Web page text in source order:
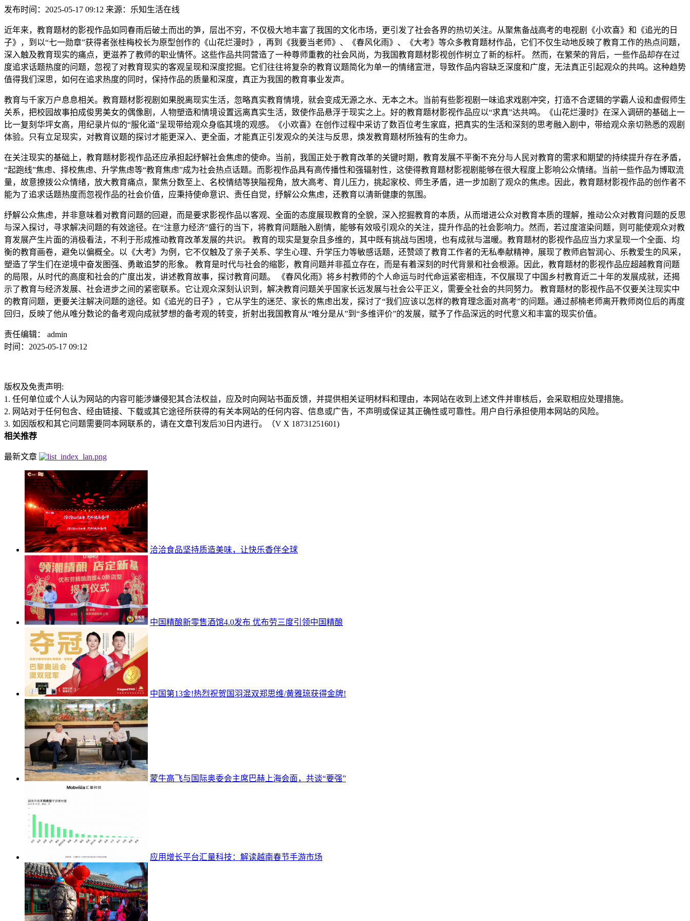
发布时间：2025-05-17 09:12 来源：乐知生活在线
近年来，教育题材的影视作品如同春雨后破土而出的笋，层出不穷，不仅极大地丰富了我国的文化市场，更引发了社会各界的热切关注。从聚焦备战高考的电视剧《小欢喜》和《追光的日
子》，到以“七一勋章”获得者张桂梅校长为原型创作的《山花烂漫时》，再到《我要当老师》、《春风化雨》、《大考》等众多教育题材作品，它们不仅生动地反映了教育工作的热点问题，
深入触及教育现实的痛点，更滋养了教师的职业情怀。这些作品共同营造了一种尊师重教的社会风尚，为我国教育题材影视创作树立了新的标杆。 然而，在繁荣的背后，一些作品却存在过
度追求话题热度的问题，忽视了对教育现实的客观呈现和深度挖掘。它们往往将复杂的教育议题简化为单一的情绪宣泄，导致作品内容缺乏深度和广度，无法真正引起观众的共鸣。这种趋势
值得我们深思，如何在追求热度的同时，保持作品的质量和深度，真正为我国的教育事业发声。
教育与千家万户息息相关。教育题材影视剧如果脱离现实生活，忽略真实教育情境，就会变成无源之水、无本之木。当前有些影视剧一味追求戏剧冲突，打造不合逻辑的学霸人设和虚假师生
关系，把校园故事拍成俊男美女的偶像剧，人物塑造和情境设置远离真实生活，致使作品悬浮于现实之上。好的教育题材影视作品应以“求真”达共鸣。《山花烂漫时》在深入调研的基础上一
比一复刻华坪女高，用纪录片似的“服化道”呈现带给观众身临其境的观感。《小欢喜》在创作过程中采访了数百位考生家庭，把真实的生活和深刻的思考融入剧中，带给观众亲切熟悉的观剧
体验。只有立足现实，对教育议题的探讨才能更深入、更全面，才能真正引发观众的关注与反思，焕发教育题材所独有的生命力。
在关注现实的基础上，教育题材影视作品还应承担起纾解社会焦虑的使命。当前，我国正处于教育改革的关键时期，教育发展不平衡不充分与人民对教育的需求和期望的持续提升存在矛盾，
“起跑线”焦虑、择校焦虑、升学焦虑等“教育焦虑”成为社会热点话题。而影视作品具有高传播性和强辐射性，这使得教育题材影视剧能够在很大程度上影响公众情绪。当前一些作品为博取流
量，故意撩拨公众情绪，放大教育痛点，聚焦分数至上、名校情结等狭隘视角，放大高考、育儿压力，挑起家校、师生矛盾，进一步加剧了观众的焦虑。因此，教育题材影视作品的创作者不
能为了追求话题热度而忽视作品的社会价值，应秉持使命意识、责任自觉，纾解公众焦虑，还教育以清新健康的氛围。
纾解公众焦虑，并非意味着对教育问题的回避，而是要求影视作品以客观、全面的态度展现教育的全貌，深入挖掘教育的本质，从而增进公众对教育本质的理解，推动公众对教育问题的反思
与深入探讨，寻求解决问题的有效途径。在“注意力经济”盛行的当下，将教育问题融入剧情，能够有效吸引观众的关注，提升作品的社会影响力。然而，若过度渲染问题，则可能使观众对教
育发展产生片面的消极看法，不利于形成推动教育改革发展的共识。 教育的现实是复杂且多维的，其中既有挑战与困境，也有成就与温暖。教育题材的影视作品应当力求呈现一个全面、均
衡的教育画卷，避免以偏概全。以《大考》为例，它不仅触及了亲子关系、学生心理、升学压力等敏感话题，还赞颂了教育工作者的无私奉献精神，展现了教师启智润心、乐教爱生的风采，
塑造了学生们在逆境中奋发图强、勇敢追梦的形象。 教育是时代与社会的缩影，教育问题并非孤立存在，而是有着深刻的时代背景和社会根源。因此，教育题材的影视作品应超越教育问题
的局限，从时代的高度和社会的广度出发，讲述教育故事，探讨教育问题。 《春风化雨》将乡村教师的个人命运与时代命运紧密相连，不仅展现了中国乡村教育近二十年的发展成就，还揭
示了教育与经济发展、社会进步之间的紧密联系。它让观众深刻认识到，解决教育问题关乎国家长远发展与社会公平正义，需要全社会的共同努力。 教育题材的影视作品不仅要关注现实中
的教育问题，更要关注解决问题的途径。如《追光的日子》，它从学生的迷茫、家长的焦虑出发，探讨了“我们应该以怎样的教育理念面对高考”的问题。通过郝楠老师离开教师岗位后的再度
回归，反映了他从唯分数论的备考观向成就梦想的备考观的转变，折射出我国教育从“唯分是从”到“多维评价”的发展，赋予了作品深远的时代意义和丰富的现实价值。
责任编辑： admin
时间：2025-05-17 09:12
版权及免责声明:
1. 任何单位或个人认为网站的内容可能涉嫌侵犯其合法权益，应及时向网站书面反馈，并提供相关证明材料和理由，本网站在收到上述文件并审核后，会采取相应处理措施。
2. 网站对于任何包含、经由链接、下载或其它途径所获得的有关本网站的任何内容、信息或广告，不声明或保证其正确性或可靠性。用户自行承担使用本网站的风险。
3. 如因版权和其它问题需要同本网联系的，请在文章刊发后30日内进行。（V X 18731251601)
相关推荐
最新文章
洽洽食品坚持质造美味，让快乐香伴全球
中国精酿新零售酒馆4.0发布 优布劳三度引领中国精酿
中国第13金!热烈祝贺国羽混双郑思维/黄雅琼获得金牌!
蒙牛高飞与国际奥委会主席巴赫上海会面，共谈“要强”
应用增长平台汇量科技：解读越南春节手游市场